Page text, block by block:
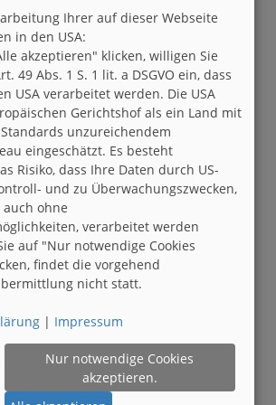
Ihrer auf dieser Webseite
in den USA:
akzeptieren" klicken, willigen Sie
49 Abs. 1 S. 1 lit. a DSGVO ein, dass
USA verarbeitet werden. Die USA
Gerichtshof als ein Land mit
unzureichendem
eingeschätzt. Es besteht
Risiko, dass Ihre Daten durch US-
und zu Überwachungszwecken,
ohne
verarbeitet werden
auf "Nur notwendige Cookies
findet die vorgehend
nicht statt.
| Impressum
Nur notwendige Cookies
akzeptieren.